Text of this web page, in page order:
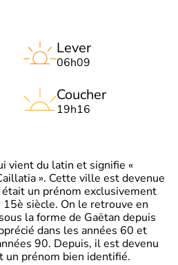
Lever
06h09
Coucher
19h16
vient du latin et signifie «
». Cette ville est devenue
un prénom exclusivement
siècle. On le retrouve en
la forme de Gaëtan depuis
dans les années 60 et
90. Depuis, il est devenu
un prénom bien identifié.